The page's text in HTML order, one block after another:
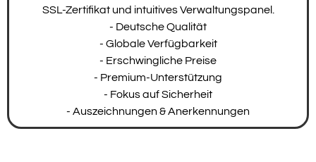
SSL-Zertifikat und intuitives Verwaltungspanel.
- Deutsche Qualität
- Globale Verfügbarkeit
- Erschwingliche Preise
- Premium-Unterstützung
- Fokus auf Sicherheit
- Auszeichnungen & Anerkennungen